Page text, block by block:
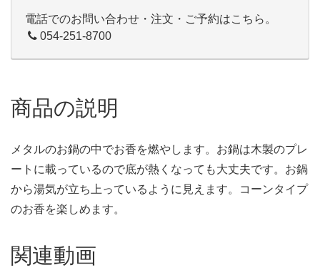
電話でのお問い合わせ・注文・ご予約はこちら。
054-251-8700
商品の説明
メタルのお鍋の中でお香を燃やします。お鍋は木製のプレ
ートに載っているので底が熱くなっても大丈夫です。お鍋
から湯気が立ち上っているように見えます。コーンタイプ
のお香を楽しめます。
関連動画